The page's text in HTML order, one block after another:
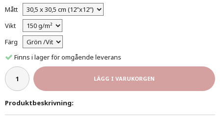
Mått
Vikt
Färg
Finns i lager för omgående leverans
LÄGG I VARUKORGEN
Produktbeskrivning: